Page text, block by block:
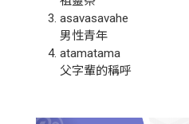
asavasavahe
男性青年
atamatama
父字輩的稱呼